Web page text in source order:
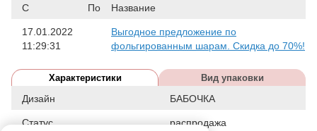
С По Название
17.01.2022
11:29:31
Выгодное предложение по
фольгированным шарам. Скидка до 70%!
Характеристики Вид упаковки
Дизайн БАБОЧКА
Статус распродажа